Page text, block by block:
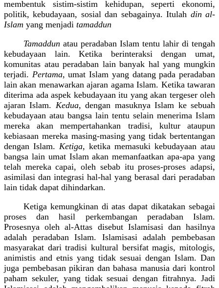
membentuk sistim-sistim kehidupan, seperti ekonomi,
politik, kebudayaan, sosial dan sebagainya. Itulah din al-
Islam yang menjadi tamaddun
Tamaddun atau peradaban Islam tentu lahir di tengah
kebudayaan lain. Ketika berinteraksi dengan umat,
komunitas atau peradaban lain banyak hal yang mungkin
terjadi. Pertama, umat Islam yang datang pada peradaban
lain akan menawarkan ajaran agama Islam. Ketika tawaran
diterima ada aspek kebudayaan itu yang akan tergeser oleh
ajaran Islam. Kedua, dengan masuknya Islam ke sebuah
kebudayaan atau bangsa lain tentu selain menerima Islam
mereka akan mempertahankan tradisi, kultur ataupun
kebiasaan mereka masing-masing yang tidak bertentangan
dengan Islam. Ketiga, ketika memasuki kebudayaan atau
bangsa lain umat Islam akan memanfaatkan apa-apa yang
telah mereka capai, oleh sebab itu proses-proses adapsi,
asimilasi dan integrasi hal-hal yang berasal dari peradaban
lain tidak dapat dihindarkan.
Ketiga kemungkinan di atas dapat dikatakan sebagai
proses dan hasil perkembangan peradaban Islam.
Prosesnya oleh al-Attas disebut Islamisasi dan hasilnya
adalah peradaban Islam. Islamisasi adalah pembebasan
masyarakat dari tradisi kultural bersifat magis, mitologis,
animistis and etnis yang tidak sesuai dengan Islam. Dan
juga pembebasan pikiran dan bahasa manusia dari kontrol
paham sekuler, yang tidak sesuai dengan fitrahnya. Jadi